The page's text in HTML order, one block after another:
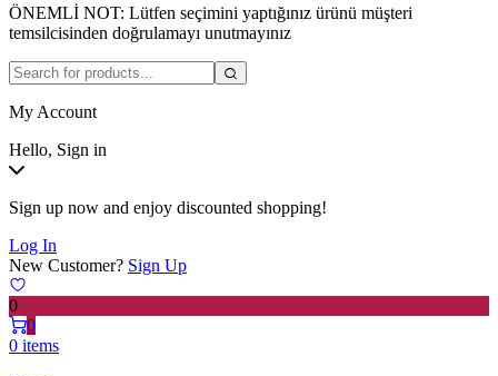
ÖNEMLİ NOT: Lütfen seçimini yaptığınız ürünü müşteri
temsilcisinden doğrulamayı unutmayınız
My Account
Hello, Sign in
Sign up now and enjoy discounted shopping!
Log In
New Customer? Sign Up
0
0
0 items